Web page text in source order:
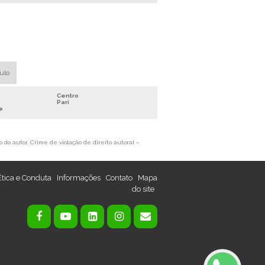
SEPARADOR DE METAIS
SUCATA DE COBRE VALOR
MÁQUINA DE DESCASCAR FIOS
AUTOMÁTICA
Centro
Pari
do autor. Crime de violação de direito autoral –
e Conduta Informações Contato
Mapa
do site